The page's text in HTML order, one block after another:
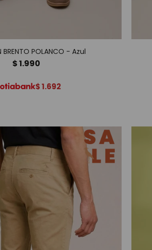
BRENTO POLANCO - Azul
$1.990
$1.692